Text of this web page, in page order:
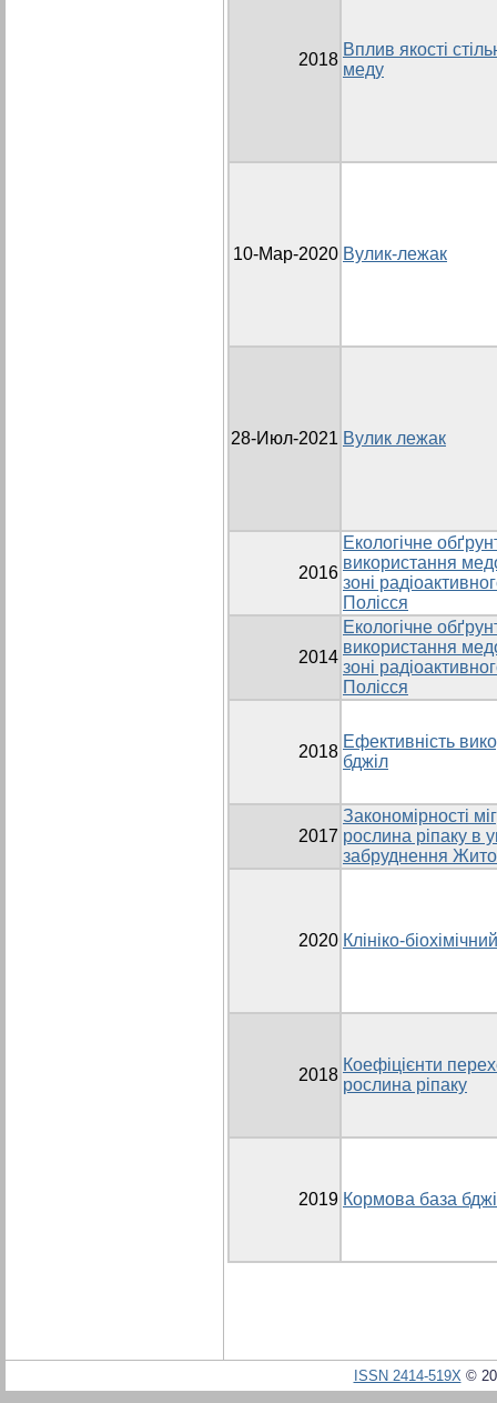
2018
Вплив якості
меду
10-Мар-2020 Вулик-лежак
28-Июл-2021 Вулик лежак
2016
Екологічне
використання
зоні
Полісся
2014
Екологічне
використання
зоні
Полісся
2018
Ефективність
бджіл
2017
Закономірності
рослина ріпаку в
забруднення
2020 Клініко-
2018
Коефіцієнти
рослина ріпаку
2019 Кормова база
ISSN 2414-519X©